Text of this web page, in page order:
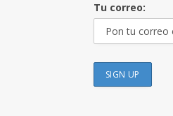
Tu correo: